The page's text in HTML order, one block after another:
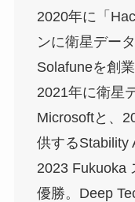
2020年に「
ンに衛星デー
Solafuneを創
2021年に衛星
Microsoftと、
供するStability
2023 Fukuoka
優勝。Deep